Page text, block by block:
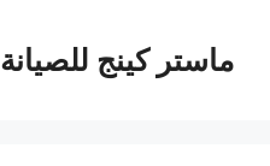
المحتوىماستر كينج للصيانة